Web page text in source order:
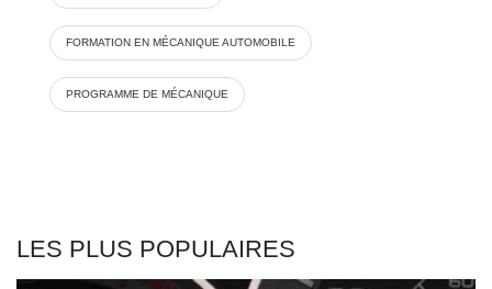
FORMATION EN MÉCANIQUE AUTOMOBILE
PROGRAMME DE MÉCANIQUE
LES PLUS POPULAIRES